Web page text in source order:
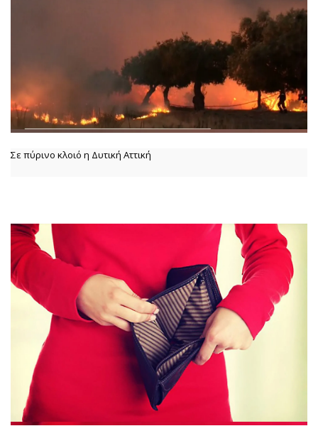
Σε πύρινο κλοιό η Δυτική Αττική